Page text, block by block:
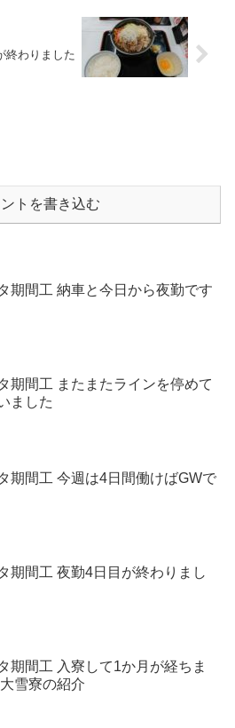
終わりました
トを書き込む
期間工 納車と今日から夜勤です
期間工 またまたラインを停めて
ました
期間工 今週は4日間働けばGWで
期間工 夜勤4日目が終わりまし
期間工 入寮して1か月が経ちま
雪寮の紹介